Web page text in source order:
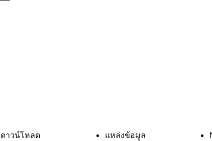
ดาวน์โหลด
แหล่งข้อมูล